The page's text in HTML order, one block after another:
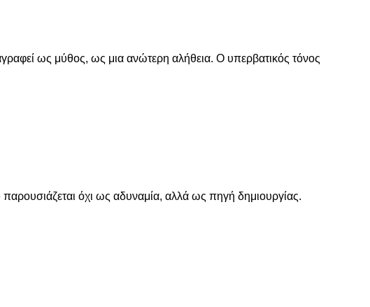
ως μύθος, ως μια ανώτερη αλήθεια. Ο υπερβατικός τόνος
όχι ως αδυναμία, αλλά ως πηγή δημιουργίας.